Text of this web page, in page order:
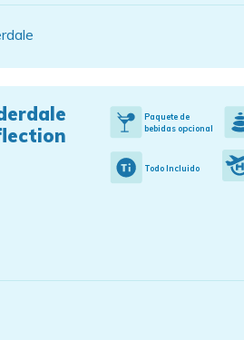
Paquete de
bebidas opcional
Todo Incluido